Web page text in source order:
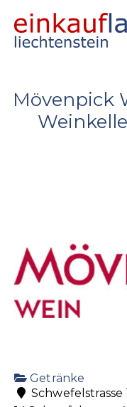
Mövenpick
Getränke
Schwefelstrasse